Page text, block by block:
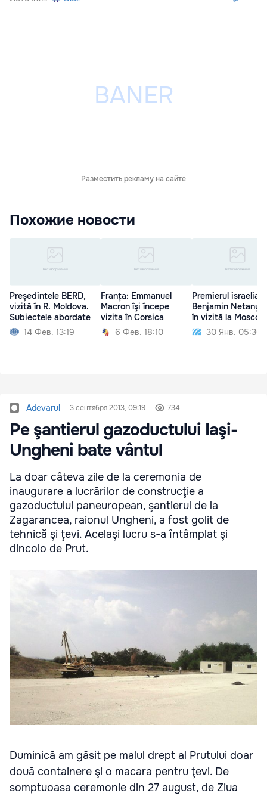
Разместить рекламу на сайте
Похожие новости
Președintele BERD,
vizită în R. Moldova.
Subiectele abordate
14 Фев. 13:19
Franța: Emmanuel
Macron îşi începe
vizita în Corsica
6 Фев. 18:10
Premierul israelian
Benjamin
în vizită la
30 Янв. 05:30
Adevarul 3 сентября 2013, 09:19 734
Pe şantierul gazoductului Iaşi-
Ungheni bate vântul
La doar câteva zile de la ceremonia de
inaugurare a lucrărilor de construcţie a
gazoductului paneuropean, şantierul de la
Zagarancea, raionul Ungheni, a fost golit de
tehnică şi ţevi. Acelaşi lucru s-a întâmplat şi
dincolo de Prut.
Duminică am găsit pe malul drept al Prutului doar
două containere şi o macara pentru ţevi. De
somptuoasa ceremonie din 27 august, de Ziua